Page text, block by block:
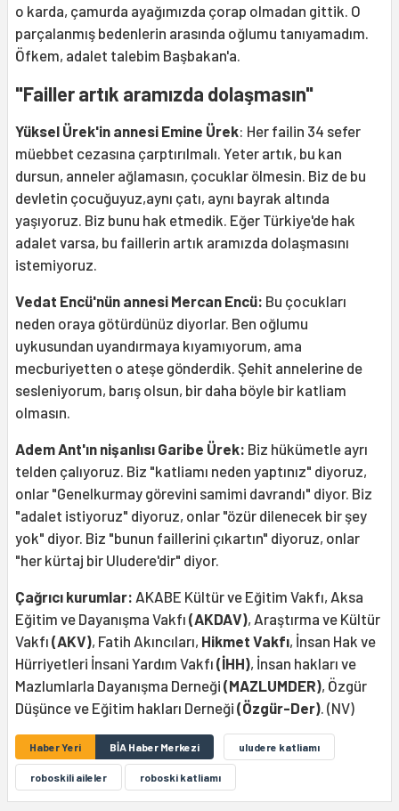
o karda, çamurda ayağımızda çorap olmadan gittik. O
parçalanmış bedenlerin arasında oğlumu tanıyamadım.
Öfkem, adalet talebim Başbakan'a.
"Failler artık aramızda dolaşmasın"
Yüksel Ürek'in annesi Emine Ürek: Her failin 34 sefer
müebbet cezasına çarptırılmalı. Yeter artık, bu kan
dursun, anneler ağlamasın, çocuklar ölmesin. Biz de bu
devletin çocuğuyuz,aynı çatı, aynı bayrak altında
yaşıyoruz. Biz bunu hak etmedik. Eğer Türkiye'de hak
adalet varsa, bu faillerin artık aramızda dolaşmasını
istemiyoruz.
Vedat Encü'nün annesi Mercan Encü: Bu çocukları
neden oraya götürdünüz diyorlar. Ben oğlumu
uykusundan uyandırmaya kıyamıyorum, ama
mecburiyetten o ateşe gönderdik. Şehit annelerine de
sesleniyorum, barış olsun, bir daha böyle bir katliam
olmasın.
Adem Ant'ın nişanlısı Garibe Ürek: Biz hükümetle ayrı
telden çalıyoruz. Biz "katliamı neden yaptınız" diyoruz,
onlar "Genelkurmay görevini samimi davrandı" diyor. Biz
"adalet istiyoruz" diyoruz, onlar "özür dilenecek bir şey
yok" diyor. Biz "bunun faillerini çıkartın" diyoruz, onlar
"her kürtaj bir Uludere'dir" diyor.
Çağrıcı kurumlar: AKABE Kültür ve Eğitim Vakfı, Aksa
Eğitim ve Dayanışma Vakfı (AKDAV), Araştırma ve Kültür
Vakfı (AKV), Fatih Akıncıları, Hikmet Vakfı, İnsan Hak ve
Hürriyetleri İnsani Yardım Vakfı (İHH), İnsan hakları ve
Mazlumlarla Dayanışma Derneği (MAZLUMDER), Özgür
Düşünce ve Eğitim hakları Derneği (Özgür-Der) . (NV)
Haber Yeri BİA Haber Merkezi uludere katliamı
roboskili aileler roboski katliamı